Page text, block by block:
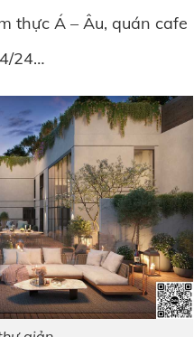
thực Á – Âu, quán cafe
24…